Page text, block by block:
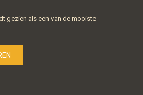
gezien als een van de mooiste